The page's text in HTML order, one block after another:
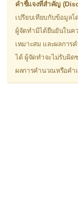
» โรคติด
เจ็บคอ
คำชี้แจงที่สำคัญ
เปรียบเทียบกับข้อมูล
ผู้จัดทำมิได้ยืนยันในค
เหมาะสม และผลกา
ได้ ผู้จัดทำจะไม่รับผิด
ผลการคำนวณหรือคำ